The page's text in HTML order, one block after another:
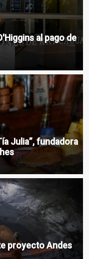
al pago de
Julia”, fundadora
proyecto Andes